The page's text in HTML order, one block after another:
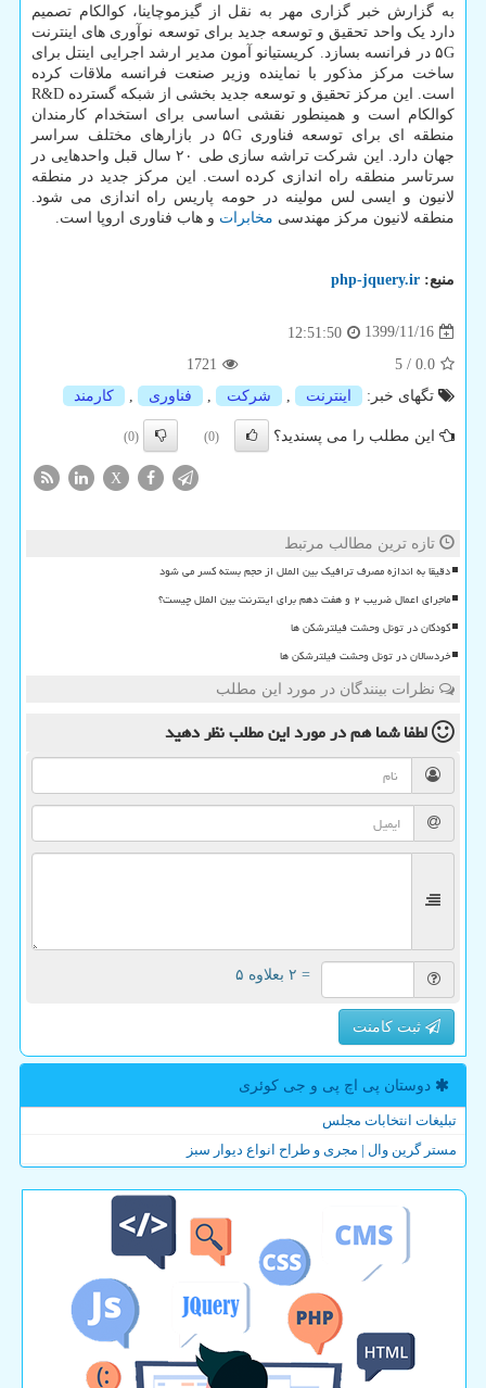
به گزارش خبر گزاری مهر به نقل از گیزموچاینا، کوالکام تصمیم
دارد یک واحد تحقیق و توسعه جدید برای توسعه نوآوری های اینترنت
۵G در فرانسه بسازد. کریستیانو آمون مدیر ارشد اجرایی اینتل برای
ساخت مرکز مذکور با نماینده وزیر صنعت فرانسه ملاقات کرده
است. این مرکز تحقیق و توسعه جدید بخشی از شبکه گسترده R&D
کوالکام است و همینطور نقشی اساسی برای استخدام کارمندان
منطقه ای برای توسعه فناوری ۵G در بازارهای مختلف سراسر
جهان دارد. این شرکت تراشه سازی طی ۲۰ سال قبل واحدهایی در
سرتاسر منطقه راه اندازی کرده است. این مرکز جدید در منطقه
لانیون و ایسی لس مولینه در حومه پاریس راه اندازی می شود.
منطقه لانیون مرکز مهندسی مخابرات و هاب فناوری اروپا است.
منبع: php-jquery.ir
1399/11/16
12:51:50
0.0
/
5
1721
تگهای خبر:
اینترنت , شركت , فناوری , كارمند
این مطلب را می پسندید؟ (0)
(0)
X
تازه ترین مطالب مرتبط
دقیقا به اندازه مصرف ترافیک بین الملل از حجم بسته کسر می شود
ماجرای اعمال ضریب ۲ و هفت دهم برای اینترنت بین الملل چیست؟
کودکان در تونل وحشت فیلترشکن ها
خردسالان در تونل وحشت فیلترشکن ها
نظرات بینندگان در مورد این مطلب
لطفا شما همدر مورد این مطلبنظر دهید
= ۲ بعلاوه ۵
ثبت کامنت
دوستان پی اچ پی و جی كوئری
تبلیغات انتخابات مجلس
مستر گرین وال | مجری و طراح انواع دیوار سبز